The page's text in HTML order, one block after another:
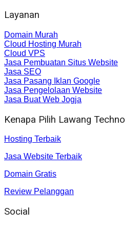
Layanan
Domain Murah
Cloud Hosting Murah
Cloud VPS
Jasa Pembuatan Situs Website
Jasa SEO
Jasa Pasang Iklan Google
Jasa Pengelolaan Website
Jasa Buat Web Jogja
Kenapa Pilih Lawang Techno
Hosting Terbaik
Jasa Website Terbaik
Domain Gratis
Review Pelanggan
Social